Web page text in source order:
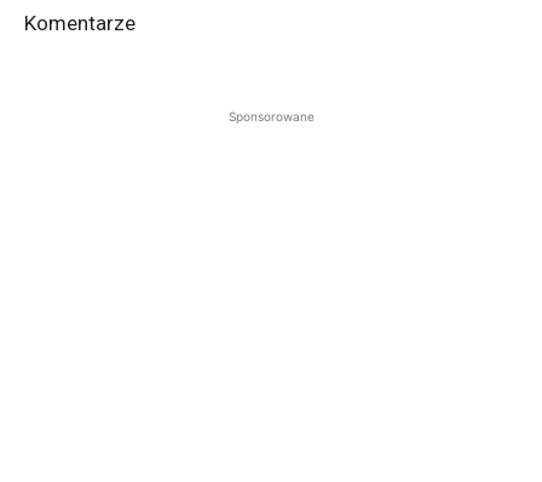
Komentarze
Sponsorowane